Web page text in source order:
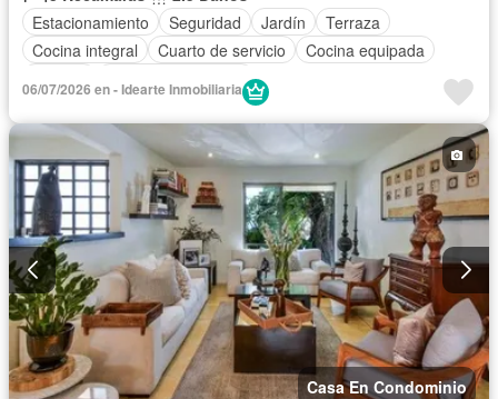
Estacionamiento
Seguridad Jardín
Terraza
Cocina integral
Cuarto de servicio
Cocina equipada
06/07/2026 en - Idearte Inmobiliaria
Casa En Condominio